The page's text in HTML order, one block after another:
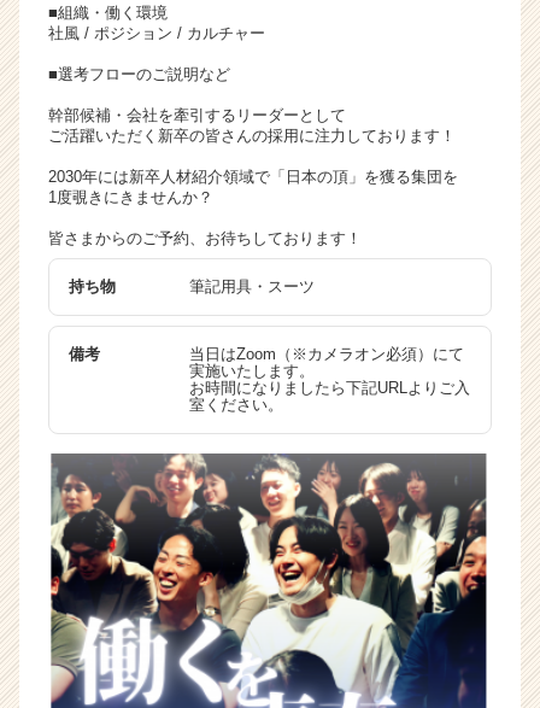
■組織・働く環境
社風 / ポジション / カルチャー
■選考フローのご説明など
幹部候補・会社を牽引するリーダーとして
ご活躍いただく新卒の皆さんの採用に注力しております！
2030年には新卒人材紹介領域で「日本の頂」を獲る集団を
1度覗きにきませんか？
皆さまからのご予約、お待ちしております！
持ち物 筆記用具・スーツ
備考
当日はZoom（※カメラオン必須）にて
実施いたします。
お時間になりましたら下記URLよりご入
室ください。